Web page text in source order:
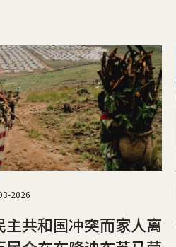
2026
主共和国冲突而家人离